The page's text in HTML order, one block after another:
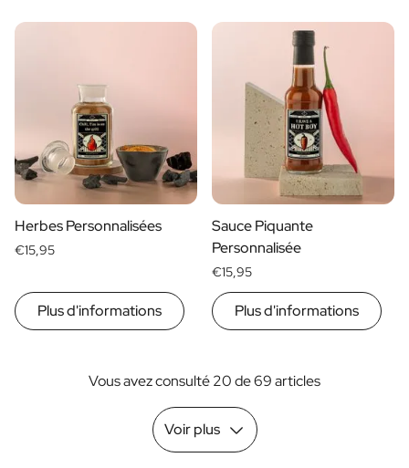
Herbes Personnalisées
€15,95
Plus d'informations
Sauce Piquante
Personnalisée
€15,95
Plus d'informations
Vous avez consulté 20 de 69 articles
Voir plus